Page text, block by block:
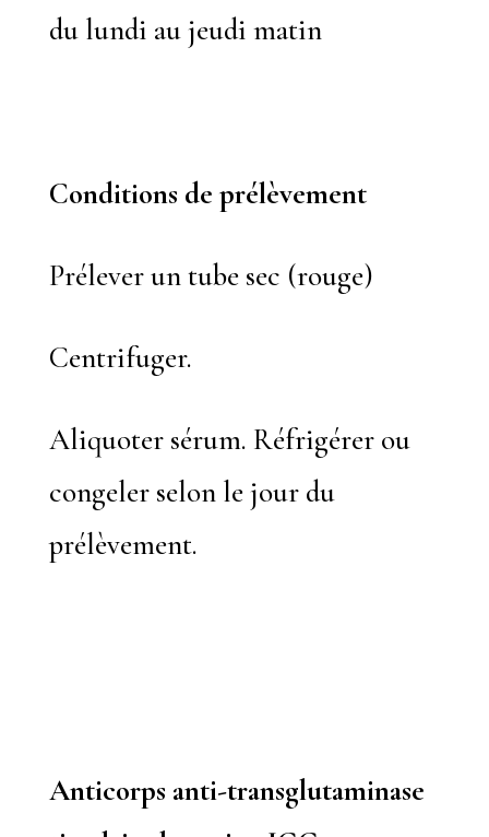
du lundi au jeudi matin
Conditions de prélèvement
Prélever un tube sec (rouge)
Centrifuger.
Aliquoter sérum. Réfrigérer ou
congeler selon le jour du
prélèvement.
Anticorps anti-transglutaminase